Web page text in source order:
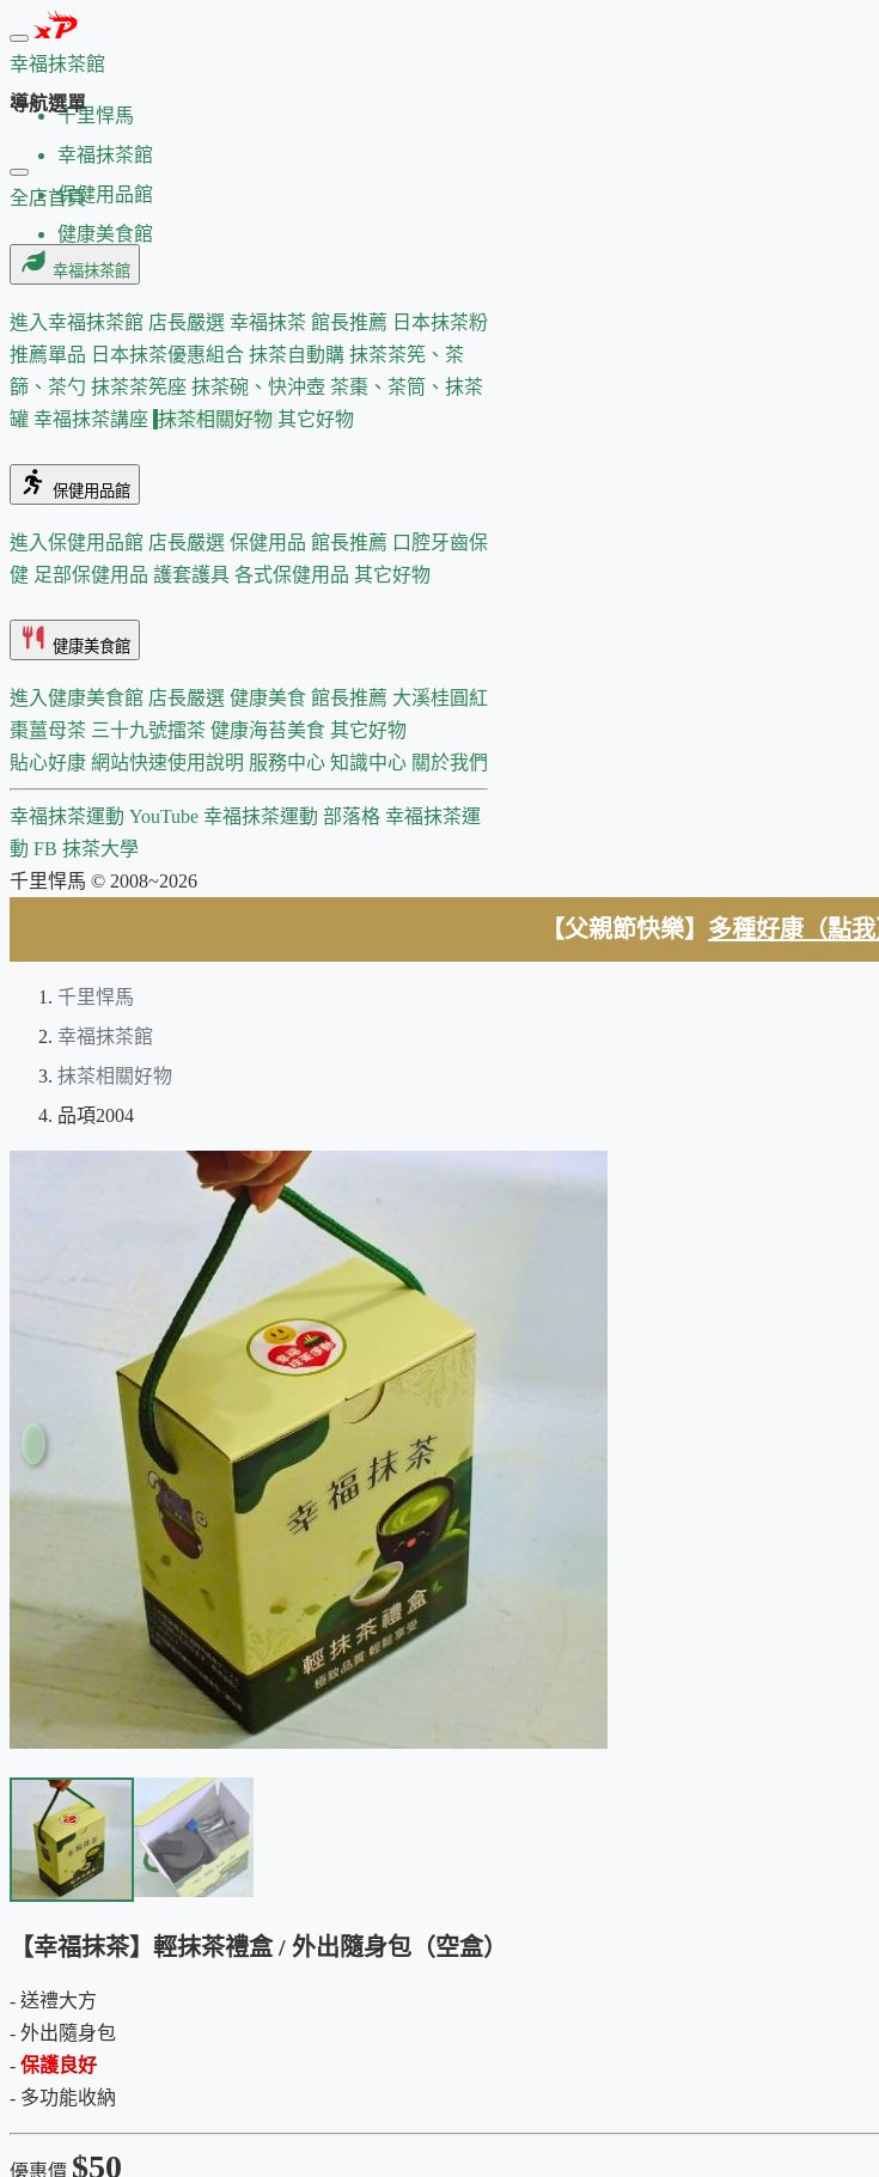
幸福抹茶館
千里悍馬
幸福抹茶館
保健用品館
健康美食館
導航選單
全店首頁
幸福抹茶館
進入幸福抹茶館 店長嚴選 幸福抹茶 館長推薦 日本抹茶粉
推薦單品 日本抹茶優惠組合 抹茶自動購 抹茶茶筅、茶
篩、茶勺 抹茶茶筅座 抹茶碗、快沖壺 茶棗、茶筒、抹茶
罐 幸福抹茶講座 抹茶相關好物 其它好物
保健用品館
進入保健用品館 店長嚴選 保健用品 館長推薦 口腔牙齒保
健 足部保健用品 護套護具 各式保健用品 其它好物
健康美食館
進入健康美食館 店長嚴選 健康美食 館長推薦 大溪桂圓紅
棗薑母茶 三十九號擂茶 健康海苔美食 其它好物
貼心好康 網站快速使用說明 服務中心 知識中心 關於我們
幸福抹茶運動 YouTube 幸福抹茶運動 部落格 幸福抹茶運
動 FB 抹茶大學
千里悍馬 © 2008~2026
【父親節快樂】 多種好康（點我
千里悍馬
幸福抹茶館
抹茶相關好物
品項2004
【幸福抹茶】輕抹茶禮盒 / 外出隨身包（空盒）
- 送禮大方
- 外出隨身包
- 保護良好
- 多功能收納
優惠價 $50